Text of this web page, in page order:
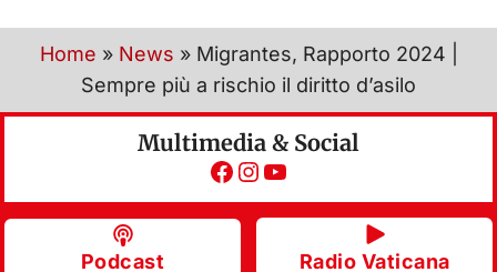
Home » News » Migrantes, Rapporto 2024 |
Sempre più a rischio il diritto d’asilo
Multimedia & Social
Facebook
Instagram
YouTube
Podcast Radio Vaticana